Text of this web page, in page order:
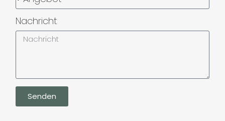
Nachricht
Senden